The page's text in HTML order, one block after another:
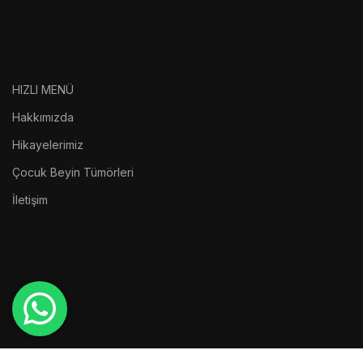
HIZLI MENÜ
Hakkımızda
Hikayelerimiz
Çocuk Beyin Tümörleri
İletişim